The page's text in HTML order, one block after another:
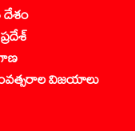
విజయాలు